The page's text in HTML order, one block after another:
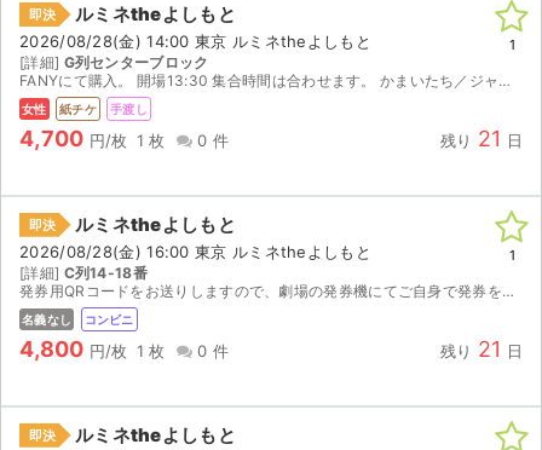
AIに質問する
よくある質問
お知らせ
即決 ルミネtheよしもと
2026/08/28(金) 14:00 東京 ルミネtheよしもと
[詳細] G列センターブロック
FANYにて購入。 開場13:30 集合時間は合わせます。 かまいたち／ジャルジャル／木村祐一／ザ・パンチ／もう中学生／サルゴリラ／インポッシブル／ヘンダーソン／ビスケットブラザーズ
女性 紙チケ 手渡し
4,700 円/枚 1 枚 0 件 残り 21 日
1
即決 ルミネtheよしもと
2026/08/28(金) 16:00 東京 ルミネtheよしもと
[詳細] C列14-18番
発券用QRコードをお送りしますので、劇場の発券機にてご自身で発券をお願いします。
名義なし コンビニ
4,800 円/枚 1 枚 0 件 残り 21 日
1
即決 ルミネtheよしもと